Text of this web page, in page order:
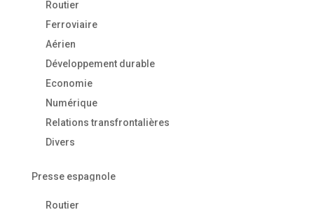
Routier
Ferroviaire
Aérien
Développement durable
Economie
Numérique
Relations transfrontalières
Divers
Presse espagnole
Routier